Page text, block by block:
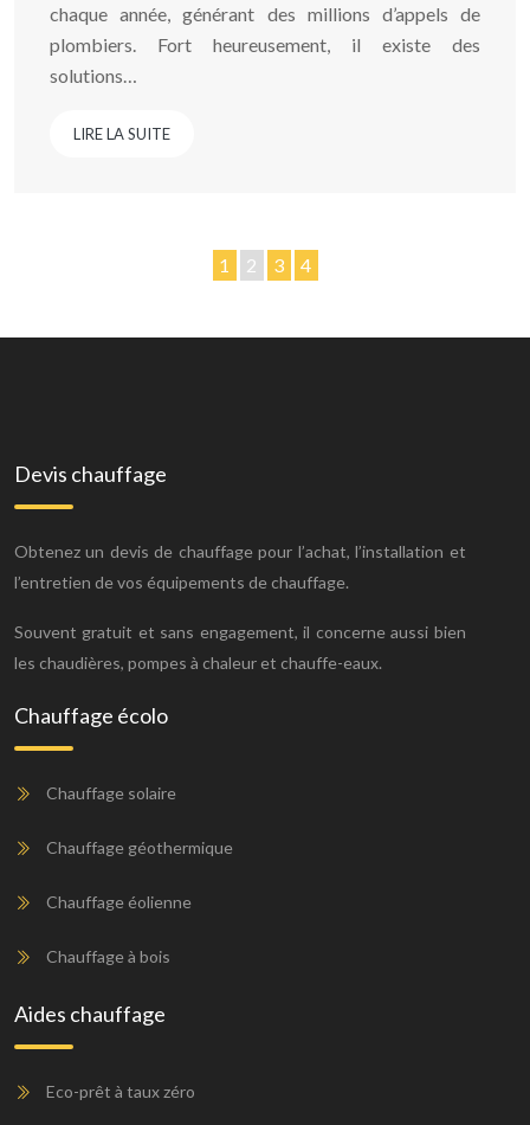
chaque année, générant des millions d’appels de
plombiers. Fort heureusement, il existe des
solutions…
LIRE LA SUITE
1 2 3 4
Devis chauffage
Obtenez un devis de chauffage pour l’achat, l’installation et
l’entretien de vos équipements de chauffage.
Souvent gratuit et sans engagement, il concerne aussi bien
les chaudières, pompes à chaleur et chauffe-eaux.
Chauffage écolo
Chauffage solaire
Chauffage géothermique
Chauffage éolienne
Chauffage à bois
Aides chauffage
Eco-prêt à taux zéro